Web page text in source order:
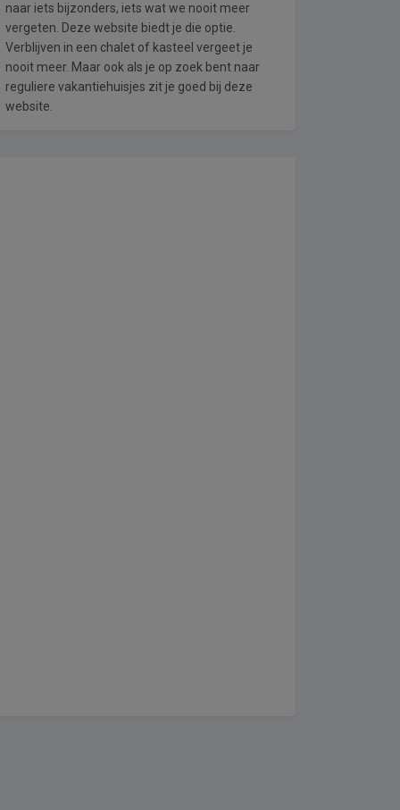
naar iets bijzonders, iets wat we nooit meer
vergeten. Deze website biedt je die optie.
Verblijven in een chalet of kasteel vergeet je
nooit meer. Maar ook als je op zoek bent naar
reguliere vakantiehuisjes zit je goed bij deze
website.